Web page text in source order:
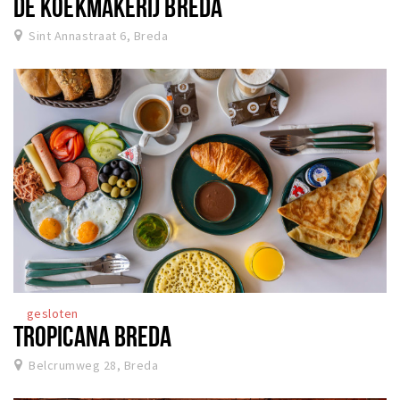
DE KOEKMAKERIJ BREDA
Sint Annastraat 6, Breda
gesloten
TROPICANA BREDA
Belcrumweg 28, Breda